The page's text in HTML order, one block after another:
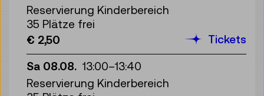
Reservierung Kinderbereich
35 Plätze frei
€ 2,50
Tickets
Sa 08.08. 13:00–13:40
Reservierung Kinderbereich